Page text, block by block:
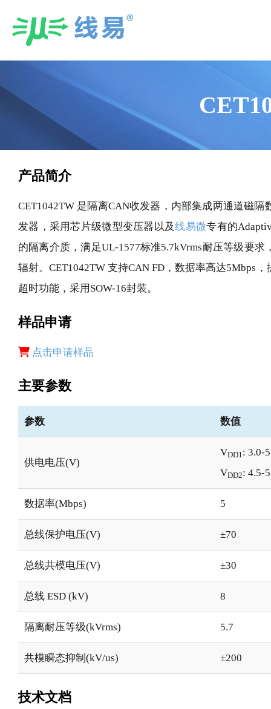
产品简介
CET1042TW 是隔离CAN收发器，内部集成两通道磁
发器，采用芯片级微型变压器以及线易微专有的
的隔离介质，满足UL-1577标准5.7kVrms耐压等级要
辐射。CET1042TW 支持CAN FD，数据率高达5Mbps
超时功能，采用SOW-16封装。
样品申请
点击申请样品
主要参数
参数 数值
供电电压(V)
VDD1: 3.0-
VDD2: 4.5-
数据率(Mbps) 5
总线保护电压(V) ±70
总线共模电压(V) ±30
总线 ESD (kV) 8
隔离耐压等级(kVrms) 5.7
共模瞬态抑制(kV/us) ±200
技术文档